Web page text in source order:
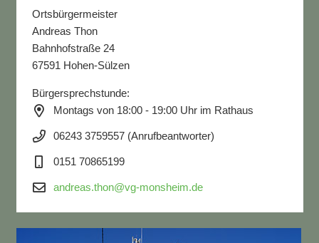
Ortsbürgermeister
Andreas Thon
Bahnhofstraße 24
67591 Hohen-Sülzen
Bürgersprechstunde:
Montags von 18:00 - 19:00 Uhr im Rathaus
06243 3759557 (Anrufbeantworter)
0151 70865199
andreas.thon@vg-monsheim.de